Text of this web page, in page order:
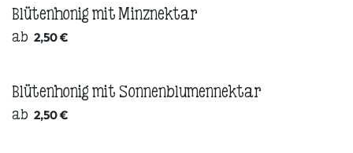
Blütenhonig mit Minznektar
ab 2,50€
Blütenhonig mit Sonnenblumennektar
ab 2,50€